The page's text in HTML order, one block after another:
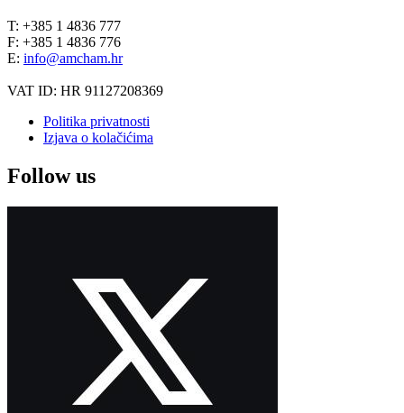
T: +385 1 4836 777
F: +385 1 4836 776
E: info@amcham.hr
VAT ID: HR 91127208369
Politika privatnosti
Izjava o kolačićima
Follow us